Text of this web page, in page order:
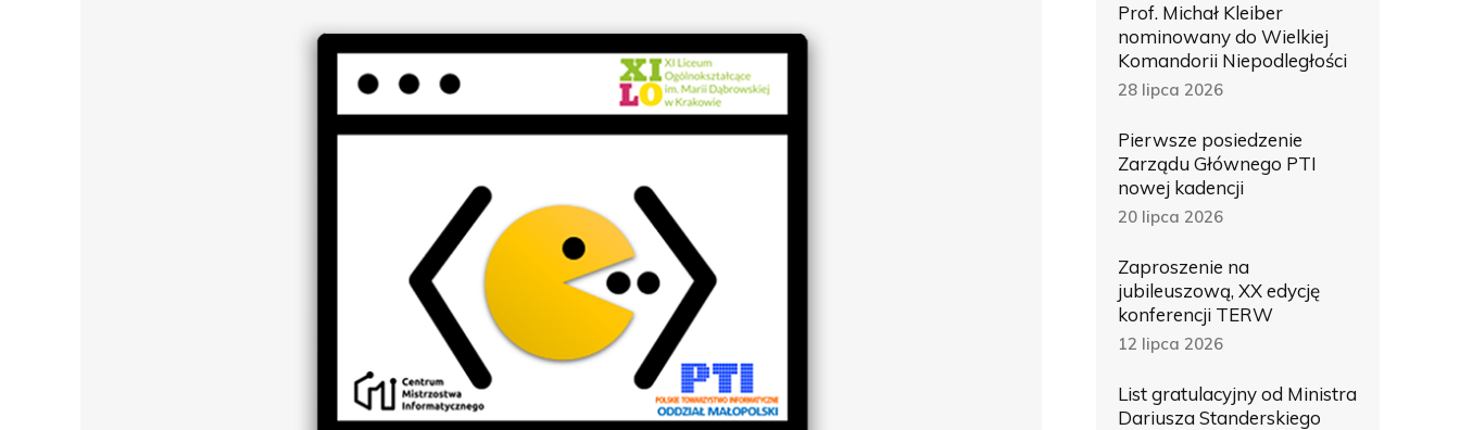
Prof. Michał Kleiber
nominowany do Wielkiej
Komandorii Niepodległości
28 lipca 2026
Pierwsze posiedzenie
Zarządu Głównego PTI
nowej kadencji
20 lipca 2026
Zaproszenie na
jubileuszową, XX edycję
konferencji TERW
12 lipca 2026
List gratulacyjny od Ministra
Dariusza Standerskiego